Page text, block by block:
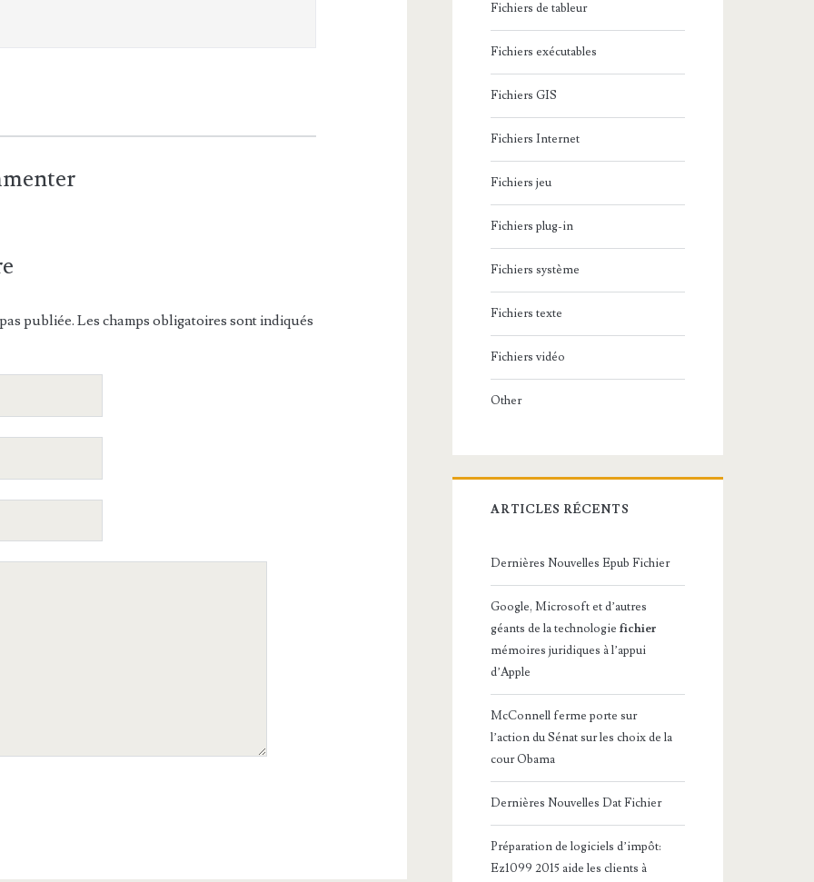
publiée. Les champs obligatoires sont indiqués
Fichiers de tableur
Fichiers exécutables
Fichiers GIS
Fichiers Internet
Fichiers jeu
Fichiers plug-in
Fichiers système
Fichiers texte
Fichiers vidéo
Other
ARTICLES RÉCENTS
Dernières Nouvelles Epub Fichier
Google, Microsoft et d’autres
géants de la technologiefichier
mémoires juridiques à l’appui
d’Apple
McConnell ferme porte sur
l’action du Sénat sur les choix de la
cour Obama
Dernières Nouvelles Dat Fichier
Préparation de logiciels d’impôt:
Ez1099 2015 aide les clients à